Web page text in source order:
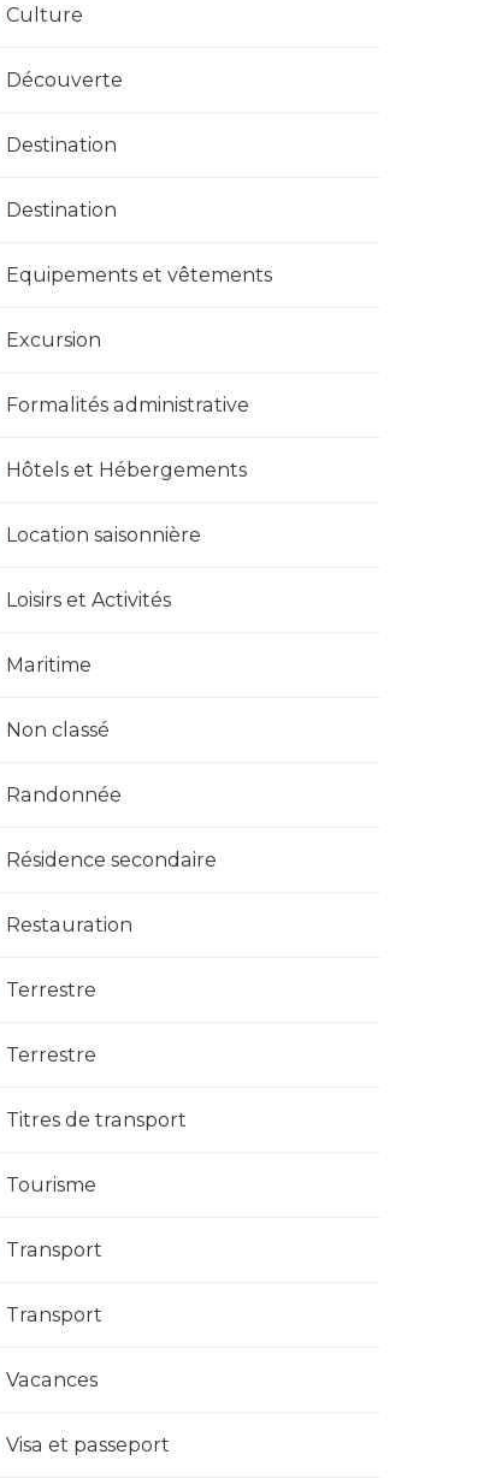
Culture
Découverte
Destination
Destination
Equipements et vêtements
Excursion
Formalités administrative
Hôtels et Hébergements
Location saisonnière
Loisirs et Activités
Maritime
Non classé
Randonnée
Résidence secondaire
Restauration
Terrestre
Terrestre
Titres de transport
Tourisme
Transport
Transport
Vacances
Visa et passeport